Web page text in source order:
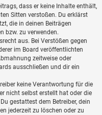
dass er keine Inhalte enthält,
Sitten verstoßen. Du erklärst
die in deinen Beiträgen
bzw. zu verwenden.
aus. Bei Verstößen gegen
im Board veröffentlichten
zeitweise oder
ausschließen und dir ein
keine Verantwortung für die
nicht selbst erstellt hat oder die
gestattest dem Betreiber, dein
jederzeit zu löschen oder zu